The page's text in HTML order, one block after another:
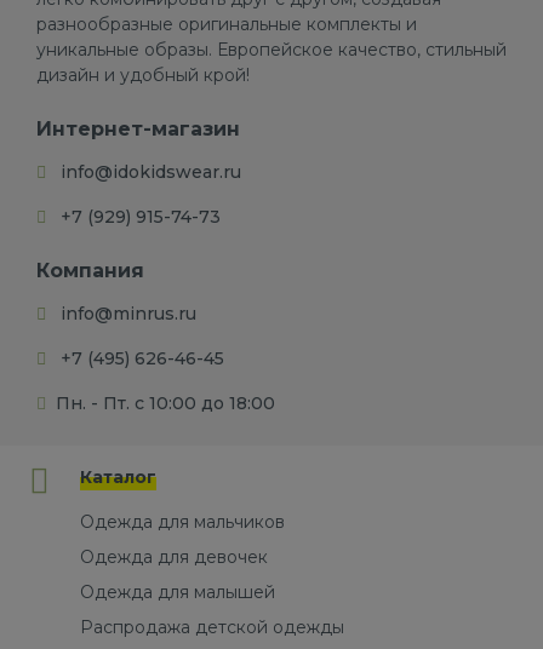
разнообразные оригинальные комплекты и
уникальные образы. Европейское качество, стильный
дизайн и удобный крой!
Интернет-магазин
info@idokidswear.ru
+7 (929) 915-74-73
Компания
info@minrus.ru
+7 (495) 626-46-45
Пн. - Пт. с 10:00 до 18:00
Каталог
Одежда для мальчиков
Одежда для девочек
Одежда для малышей
Распродажа детской одежды